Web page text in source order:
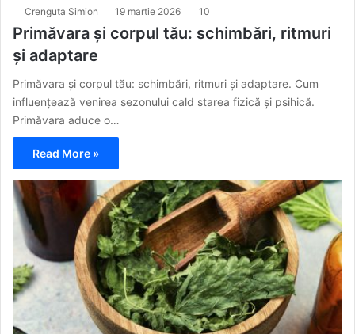
Crenguta Simion 19 martie 2026 10
Primăvara și corpul tău: schimbări, ritmuri
și adaptare
Primăvara și corpul tău: schimbări, ritmuri și adaptare. Cum
influențează venirea sezonului cald starea fizică și psihică.
Primăvara aduce o…
Read More »